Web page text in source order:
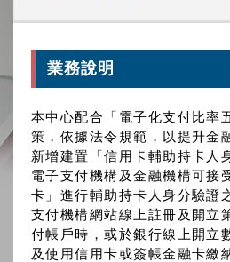
業務說明
本中心配合「電子化支付比率
策，依據法令規範，以提升金
新增建置「信用卡輔助持卡人
電子支付機構及金融機構可接
卡」進行輔助持卡人身分驗證
支付機構網站線上註冊及開立
付帳戶時，或於銀行線上開立
及使用信用卡或簽帳金融卡繳